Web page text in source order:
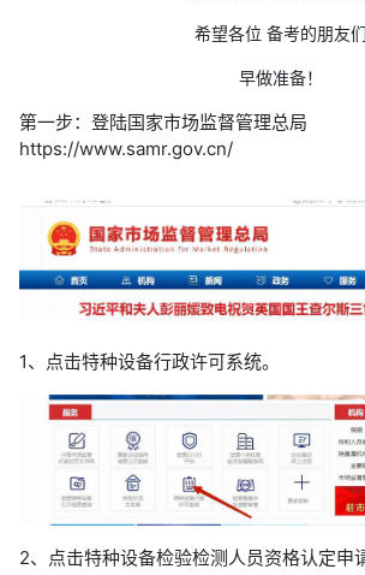
希望各位 备考的朋友们
早做准备！
第一步：登陆国家市场监督管理总局
https://www.samr.gov.cn/
1、点击特种设备行政许可系统。
2、点击特种设备检验检测人员资格认定申